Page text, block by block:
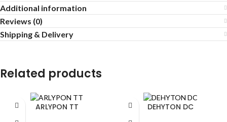
Additional information
Reviews (0)
Shipping & Delivery
Related products
ARLYPON TT DEHYTON DC